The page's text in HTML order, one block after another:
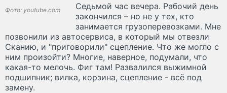
Фото: youtube.com
Седьмой час вечера. Рабочий день
закончился – но не у тех, кто
занимается грузоперевозками. Мне
позвонили из автосервиса, в который мы отвезли
Сканию, и "приговорили" сцепление. Что же могло с
ним произойти? Многие, наверное, подумали, что
какая-то мелочь. Фиг там! Развалился выжимной
подшипник; вилка, корзина, сцепление - всё под
замену.